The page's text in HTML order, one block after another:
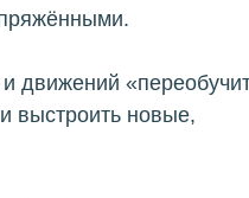
движений
выстроить новые,